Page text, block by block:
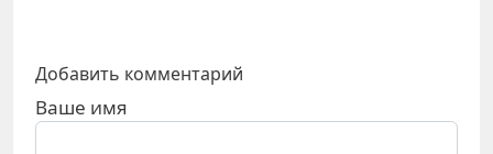
Добавить комментарий
Ваше имя